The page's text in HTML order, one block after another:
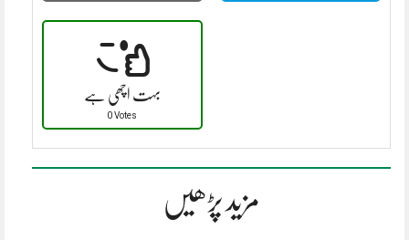
بہت اچھی ہے
0 Votes
مزید پڑھیں